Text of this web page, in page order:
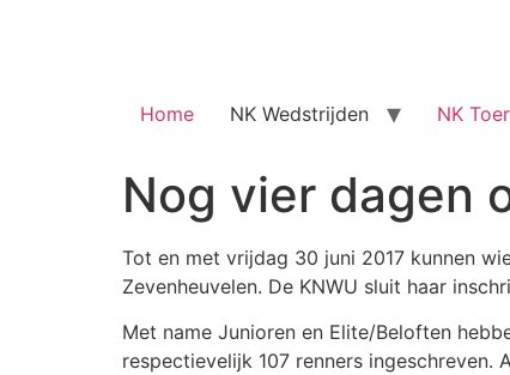
Home NK Wedstrijden NK
Nog vier dagen
Tot en met vrijdag 30 juni 2017 kunnen
Zevenheuvelen. De KNWU sluit haar
Met name Junioren en Elite/Beloften
respectievelijk 107 renners